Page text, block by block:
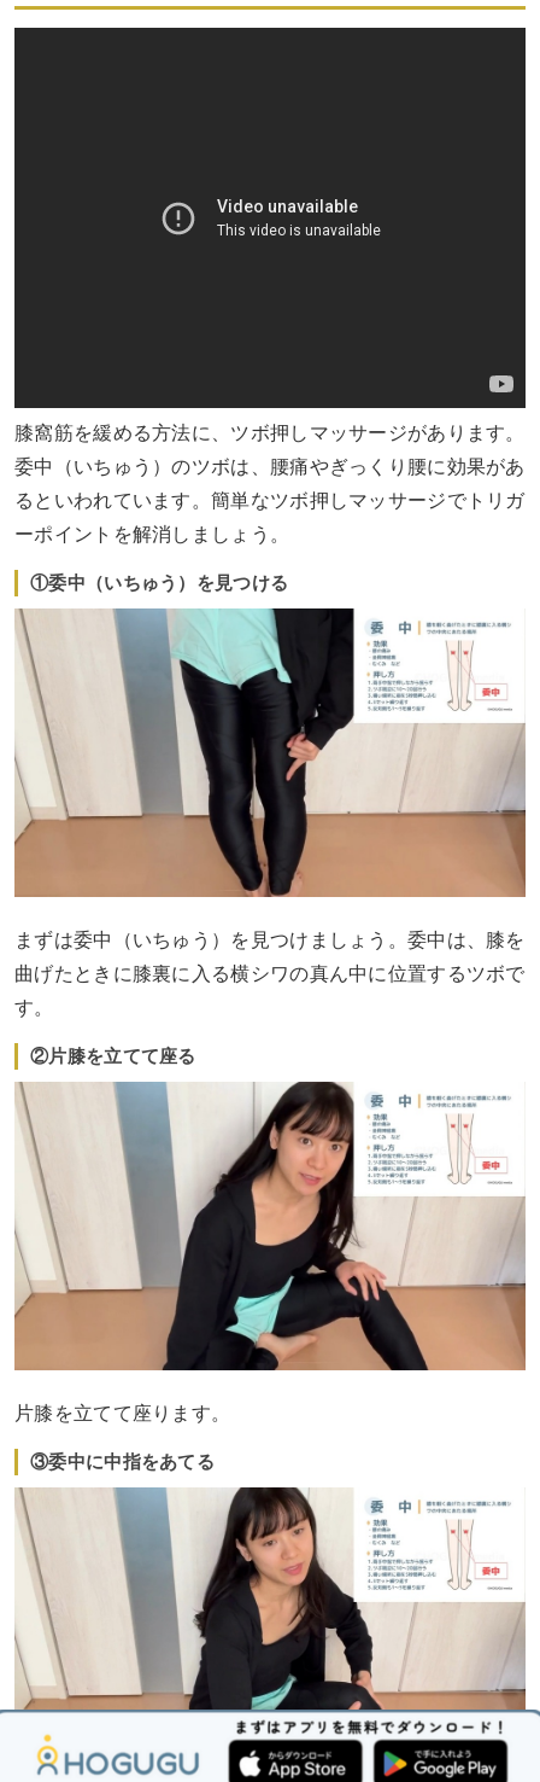
膝窩筋を緩める方法に、ツボ押しマッサージがあります。
委中（いちゅう）のツボは、腰痛やぎっくり腰に効果があ
るといわれています。簡単なツボ押しマッサージでトリガ
ーポイントを解消しましょう。
①委中（いちゅう）を見つける
まずは委中（いちゅう）を見つけましょう。委中は、膝を
曲げたときに膝裏に入る横シワの真ん中に位置するツボで
す。
②片膝を立てて座る
片膝を立てて座ります。
③委中に中指をあてる